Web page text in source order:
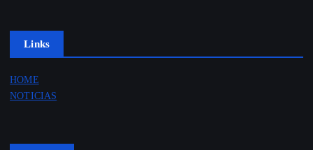
Links
HOME
NOTICIAS